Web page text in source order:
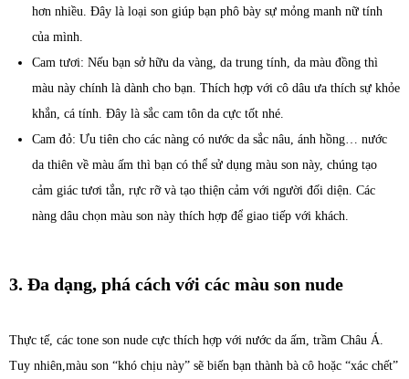
hơn nhiều. Đây là loại son giúp bạn phô bày sự mỏng manh nữ tính
của mình.
Cam tươi: Nếu bạn sở hữu da vàng, da trung tính, da màu đồng thì
màu này chính là dành cho bạn. Thích hợp với cô dâu ưa thích sự khỏe
khắn, cá tính. Đây là sắc cam tôn da cực tốt nhé.
Cam đỏ: Ưu tiên cho các nàng có nước da sắc nâu, ánh hồng… nước
da thiên về màu ấm thì bạn có thể sử dụng màu son này, chúng tạo
cảm giác tươi tắn, rực rỡ và tạo thiện cảm với người đối diện. Các
nàng dâu chọn màu son này thích hợp để giao tiếp với khách.
3. Đa dạng, phá cách với các màu son nude
Thực tế, các tone son nude cực thích hợp với nước da ấm, trầm Châu Á.
Tuy nhiên,màu son “khó chịu này” sẽ biến bạn thành bà cô hoặc “xác chết”